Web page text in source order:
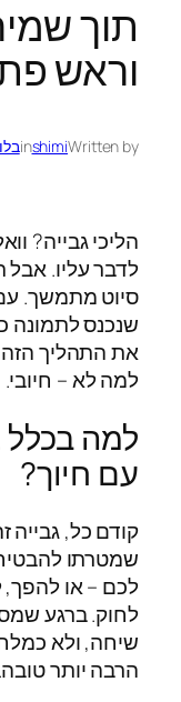
תוך
וראש
Written by
shimi
in
הליכי גבייה?
לדבר עליו. אבל
סיוט מתמשך.
שנכנס לתמונה
את התהליך הזה
למה לא – חיובי.
למה בכלל
עם חיוך?
קודם כל, גבייה
שמטרתו
לכם – או
לחוק. ברגע
שיחה, ולא
הרבה יותר טובה.